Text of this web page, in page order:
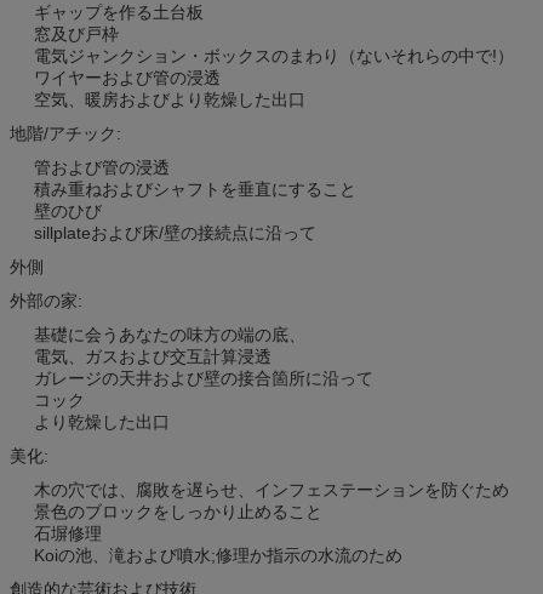
ギャップを作る土台板
窓及び戸枠
電気ジャンクション・ボックスのまわり（ないそれらの中で!）
ワイヤーおよび管の浸透
空気、暖房およびより乾燥した出口
地階/アチック:
管および管の浸透
積み重ねおよびシャフトを垂直にすること
壁のひび
sillplateおよび床/壁の接続点に沿って
外側
外部の家:
基礎に会うあなたの味方の端の底、
電気、ガスおよび交互計算浸透
ガレージの天井および壁の接合箇所に沿って
コック
より乾燥した出口
美化:
木の穴では、腐敗を遅らせ、インフェステーションを防ぐため
景色のブロックをしっかり止めること
石塀修理
Koiの池、滝および噴水;修理か指示の水流のため
創造的な芸術および技術